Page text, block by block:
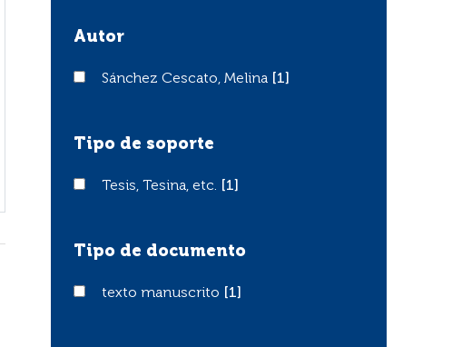
Autor
Sánchez Cescato, Melina
Sánchez Cescato, Melina [1]
Tipo de soporte
Tesis, Tesina, etc.
Tesis, Tesina, etc. [1]
Tipo de documento
texto manuscrito
texto manuscrito [1]